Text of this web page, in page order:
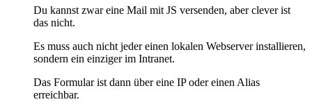
Du kannst zwar eine Mail mit JS versenden, aber clever ist
das nicht.
Es muss auch nicht jeder einen lokalen Webserver installieren,
sondern ein einziger im Intranet.
Das Formular ist dann über eine IP oder einen Alias
erreichbar.